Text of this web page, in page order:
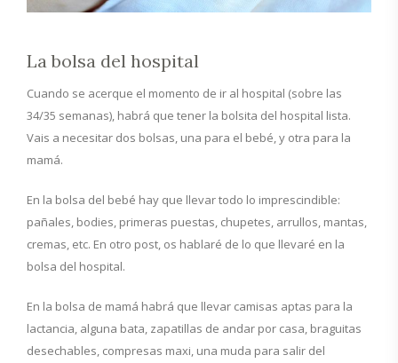
La bolsa del hospital
Cuando se acerque el momento de ir al hospital (sobre las
34/35 semanas), habrá que tener la bolsita del hospital lista.
Vais a necesitar dos bolsas, una para el bebé, y otra para la
mamá.
En la bolsa del bebé hay que llevar todo lo imprescindible:
pañales, bodies, primeras puestas, chupetes, arrullos, mantas,
cremas, etc. En otro post, os hablaré de lo que llevaré en la
bolsa del hospital.
En la bolsa de mamá habrá que llevar camisas aptas para la
lactancia, alguna bata, zapatillas de andar por casa, braguitas
desechables, compresas maxi, una muda para salir del